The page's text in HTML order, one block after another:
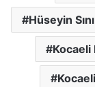
Hüseyin
Kocaeli